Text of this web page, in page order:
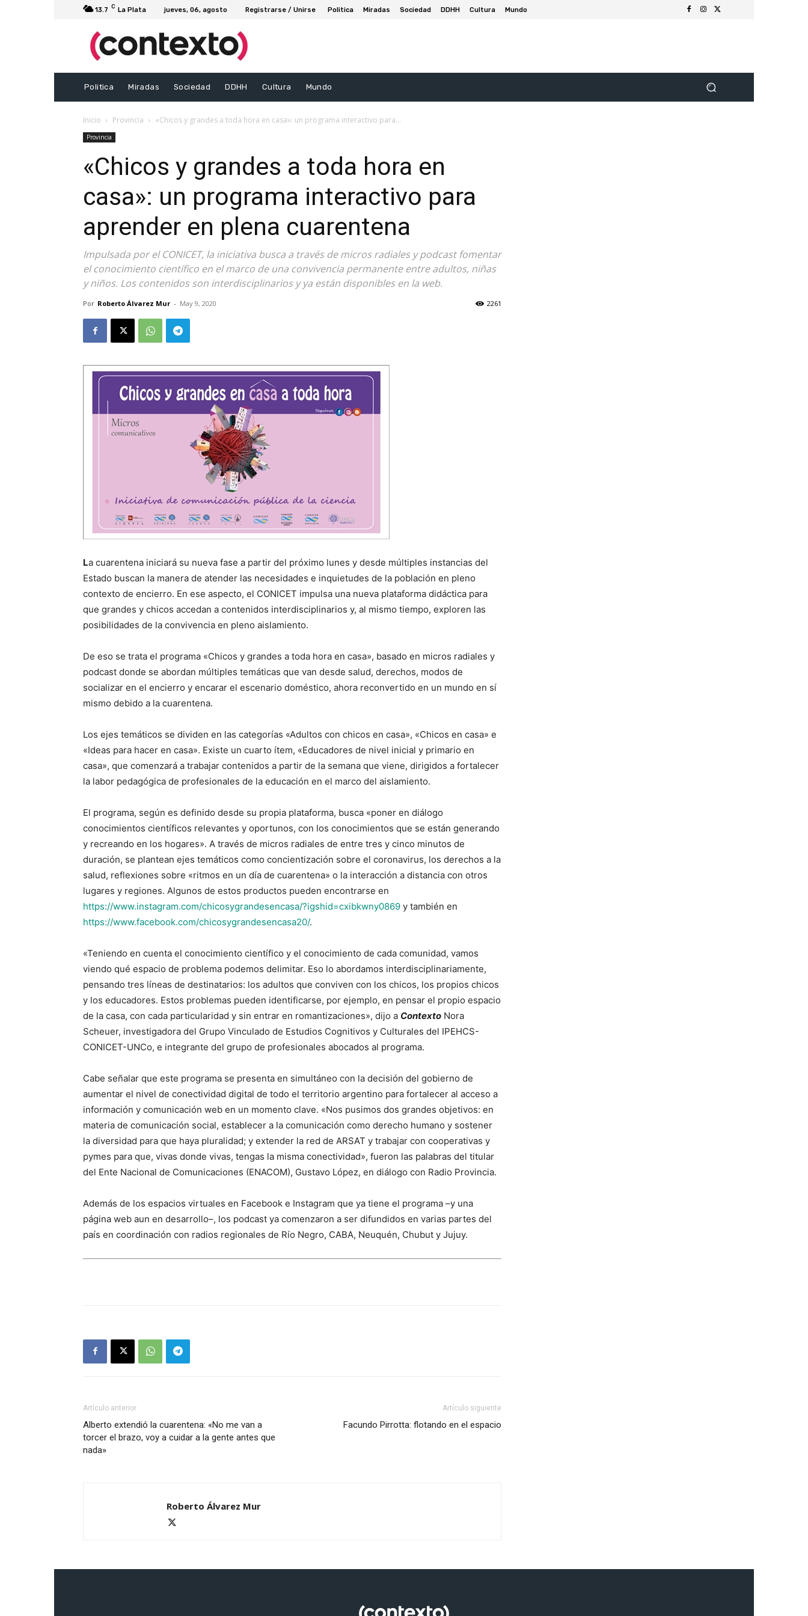
13.7 C La Plata jueves, 06, agosto Registrarse / Unirse Politica Miradas Sociedad DDHH Cultura Mundo
Politica Miradas Sociedad DDHH Cultura Mundo
Inicio Provincia «Chicos y grandes a toda hora en casa»: un programa interactivo para...
Provincia
«Chicos y grandes a toda hora en
casa»: un programa interactivo para
aprender en plena cuarentena
Impulsada por el CONICET, la iniciativa busca a través de micros radiales y podcast fomentar
el conocimiento científico en el marco de una convivencia permanente entre adultos, niñas
y niños. Los contenidos son interdisciplinarios y ya están disponibles en la web.
Por Roberto Álvarez Mur - May 9, 2020 2261
La cuarentena iniciará su nueva fase a partir del próximo lunes y desde múltiples instancias del
Estado buscan la manera de atender las necesidades e inquietudes de la población en pleno
contexto de encierro. En ese aspecto, el CONICET impulsa una nueva plataforma didáctica para
que grandes y chicos accedan a contenidos interdisciplinarios y, al mismo tiempo, exploren las
posibilidades de la convivencia en pleno aislamiento.
De eso se trata el programa «Chicos y grandes a toda hora en casa», basado en micros radiales y
podcast donde se abordan múltiples temáticas que van desde salud, derechos, modos de
socializar en el encierro y encarar el escenario doméstico, ahora reconvertido en un mundo en sí
mismo debido a la cuarentena.
Los ejes temáticos se dividen en las categorías «Adultos con chicos en casa», «Chicos en casa» e
«Ideas para hacer en casa». Existe un cuarto ítem, «Educadores de nivel inicial y primario en
casa», que comenzará a trabajar contenidos a partir de la semana que viene, dirigidos a fortalecer
la labor pedagógica de profesionales de la educación en el marco del aislamiento.
El programa, según es definido desde su propia plataforma, busca «poner en diálogo
conocimientos científicos relevantes y oportunos, con los conocimientos que se están generando
y recreando en los hogares». A través de micros radiales de entre tres y cinco minutos de
duración, se plantean ejes temáticos como concientización sobre el coronavirus, los derechos a la
salud, reflexiones sobre «ritmos en un día de cuarentena» o la interacción a distancia con otros
lugares y regiones. Algunos de estos productos pueden encontrarse en
https://www.instagram.com/chicosygrandesencasa/?igshid=cxibkwny0869 y también en
https://www.facebook.com/chicosygrandesencasa20/.
«Teniendo en cuenta el conocimiento científico y el conocimiento de cada comunidad, vamos
viendo qué espacio de problema podemos delimitar. Eso lo abordamos interdisciplinariamente,
pensando tres líneas de destinatarios: los adultos que conviven con los chicos, los propios chicos
y los educadores. Estos problemas pueden identificarse, por ejemplo, en pensar el propio espacio
de la casa, con cada particularidad y sin entrar en romantizaciones», dijo a Contexto Nora
Scheuer, investigadora del Grupo Vinculado de Estudios Cognitivos y Culturales del IPEHCS-
CONICET-UNCo, e integrante del grupo de profesionales abocados al programa.
Cabe señalar que este programa se presenta en simultáneo con la decisión del gobierno de
aumentar el nivel de conectividad digital de todo el territorio argentino para fortalecer al acceso a
información y comunicación web en un momento clave. «Nos pusimos dos grandes objetivos: en
materia de comunicación social, establecer a la comunicación como derecho humano y sostener
la diversidad para que haya pluralidad; y extender la red de ARSAT y trabajar con cooperativas y
pymes para que, vivas donde vivas, tengas la misma conectividad», fueron las palabras del titular
del Ente Nacional de Comunicaciones (ENACOM), Gustavo López, en diálogo con Radio Provincia.
Además de los espacios virtuales en Facebook e Instagram que ya tiene el programa –y una
página web aun en desarrollo–, los podcast ya comenzaron a ser difundidos en varias partes del
país en coordinación con radios regionales de Río Negro, CABA, Neuquén, Chubut y Jujuy.
Artículo anterior
Alberto extendió la cuarentena: «No me van a
torcer el brazo, voy a cuidar a la gente antes que
nada»
Artículo siguiente
Facundo Pirrotta: flotando en el espacio
Roberto Álvarez Mur